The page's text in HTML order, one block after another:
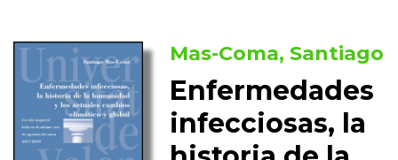
Mas-Coma, Santiago
Enfermedades
infecciosas, la